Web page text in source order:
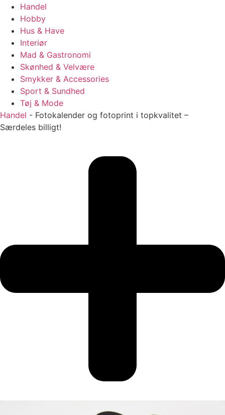
Handel
Hobby
Hus & Have
Interiør
Mad & Gastronomi
Skønhed & Velvære
Smykker & Accessories
Sport & Sundhed
Tøj & Mode
Handel - Fotokalender og fotoprint i topkvalitet –
Særdeles billigt!